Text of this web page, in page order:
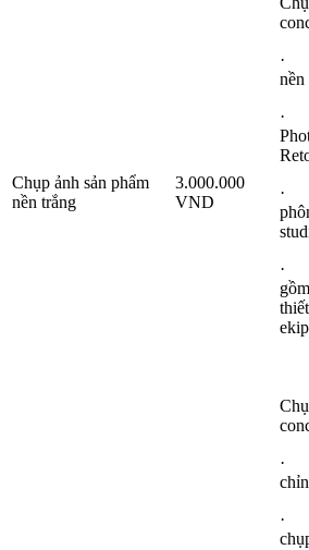
Chụp ảnh sản phẩm
nền trắng
3.000.000
VND
·
nền
·
·
·
·
·